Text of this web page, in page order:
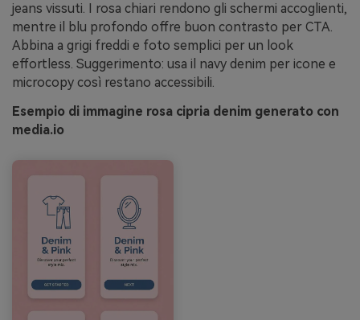
jeans vissuti. I rosa chiari rendono gli schermi accoglienti,
mentre il blu profondo offre buon contrasto per CTA.
Abbina a grigi freddi e foto semplici per un look
effortless. Suggerimento: usa il navy denim per icone e
microcopy così restano accessibili.
Esempio di immagine rosa cipria denim generato con
media.io